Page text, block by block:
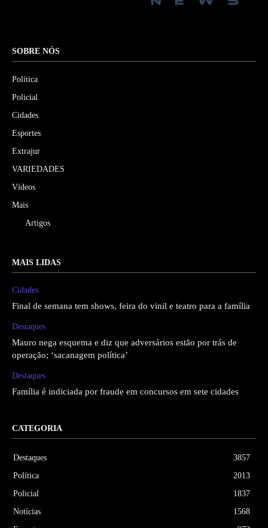
SOBRE NÓS
Política
Policial
Cidades
Esportes
Extrajur
VARIEDADES
Vídeos
Mais
Artigos
MAIS LIDAS
Cidades
Final de semana tem shows, feira do vinil e teatro para a família
Destaques
Mauro nega esquema e diz que adversários estão por trás de
operação; ‘sacanagem política’
Destaques
Família é indiciada por fraude em concursos em sete cidades
CATEGORIA
Destaques
3857
Política
2013
Policial
1837
Notícias
1568